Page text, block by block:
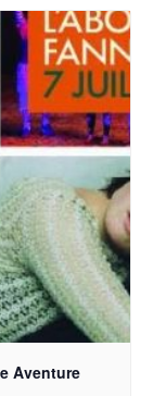
Aventure